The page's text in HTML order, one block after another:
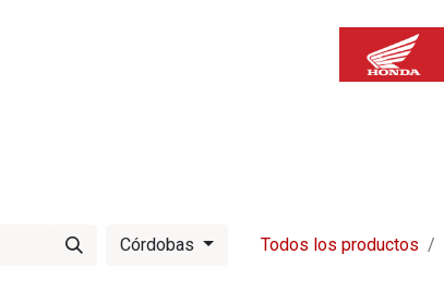
Córdobas Todos los productos